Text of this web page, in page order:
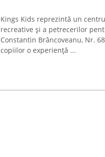
Kings Kids reprezintă un
recreative și a petrecerilor
Constantin Brâncoveanu, Nr.
copiilor o experiență ...